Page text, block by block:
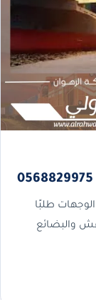
طلبًا
والبضائع